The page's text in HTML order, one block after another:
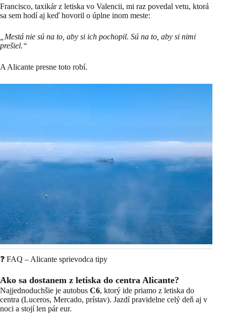
Francisco, taxikár z letiska vo Valencii, mi raz povedal vetu, ktorá
sa sem hodí aj keď hovoril o úplne inom meste:
„Mestá nie sú na to, aby si ich pochopil. Sú na to, aby si nimi
prešiel.“
A Alicante presne toto robí.
❓ FAQ – Alicante sprievodca tipy
Ako sa dostanem z letiska do centra Alicante?
Najjednoduchšie je autobus C6, ktorý ide priamo z letiska do
centra (Luceros, Mercado, prístav). Jazdí pravidelne celý deň aj v
noci a stojí len pár eur.